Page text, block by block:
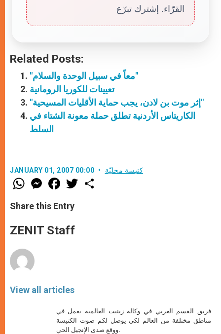
القرّاء. إشترك تبرّع
Related Posts:
"معاً في سبيل الوحدة والسلام"
تعيينات للكوريا الرومانية
"إثر موت بن لادن، يجب حماية الأقليات المسيحية"
الكاريتاس الأردنية تطلق حملة معونة الشتاء في
السلط
JANUARY 01, 2007 00:00 كنيسة محليّة
W
h
t
s
p
p
M
e
s
e
g
e
F
a
e
b
o
k
w
Share this Entry
ZENIT Staff
View all articles
فريق القسم العربي في وكالة زينيت العالمية يعمل في
مناطق مختلفة من العالم لكي يوصل لكم صوت الكنيسة
ووقع صدى الإنجيل الحي.